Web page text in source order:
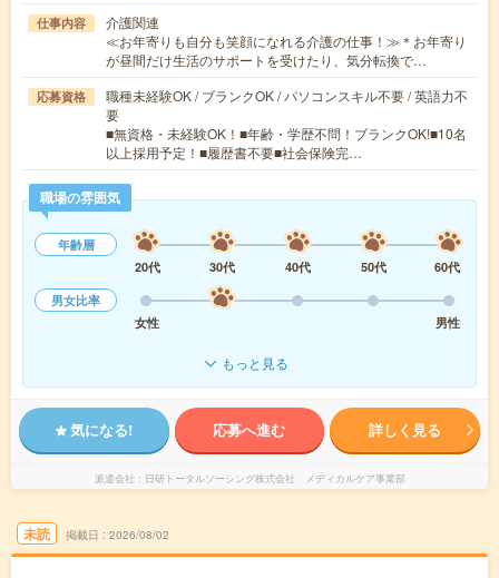
仕事内容
介護関連
≪お年寄りも自分も笑顔になれる介護の仕事！≫＊お年寄り
が昼間だけ生活のサポートを受けたり、気分転換で…
応募資格
職種未経験OK / ブランクOK / パソコンスキル不要 / 英語力不
要
■無資格・未経験OK！■年齢・学歴不問！ブランクOK!■10名
以上採用予定！■履歴書不要■社会保険完…
職場の雰囲気
年齢層
20代
30代 40代 50代
60代
男女比率
女性
男性
もっと見る
気になる! 応募へ進む 詳しく見る
派遣会社 日研トータルソーシング株式会社 メディカルケア事業部
未読 掲載日 2026/08/02